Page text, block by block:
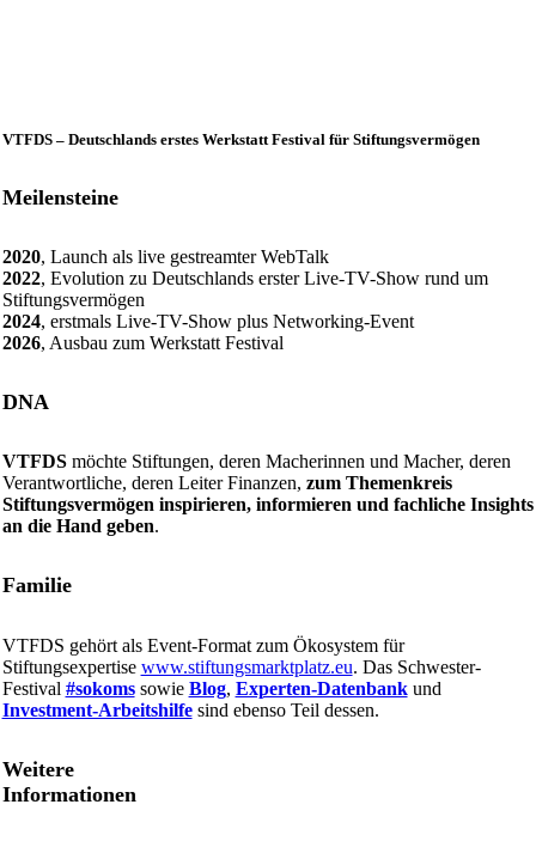
VTFDS – Deutschlands erstes Werkstatt Festival für Stiftungsvermögen
Meilensteine
2020, Launch als live gestreamter WebTalk
2022, Evolution zu Deutschlands erster Live-TV-Show rund um
Stiftungsvermögen
2024, erstmals Live-TV-Show plus Networking-Event
2026, Ausbau zum Werkstatt Festival
DNA
VTFDS möchte Stiftungen, deren Macherinnen und Macher, deren
Verantwortliche, deren Leiter Finanzen, zum Themenkreis
Stiftungsvermögen inspirieren, informieren und fachliche Insights
an die Hand geben.
Familie
VTFDS gehört als Event-Format zum Ökosystem für
Stiftungsexpertise www.stiftungsmarktplatz.eu. Das Schwester-
Festival #sokomssowie Blog, Experten-Datenbankund
Investment-Arbeitshilfesind ebenso Teil dessen.
Weitere
Informationen